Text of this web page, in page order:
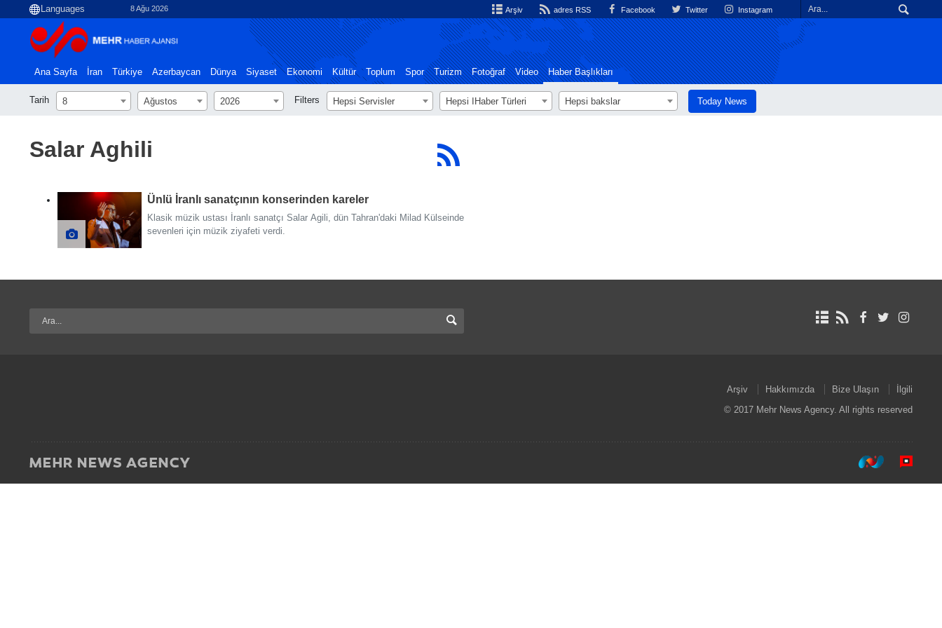
8 Ağu 2026 Arşiv adres RSS Facebook Twitter Instagram
Ana Sayfa İran Türkiye Azerbaycan Dünya Siyaset Ekonomi Kültür Toplum Spor Turizm Fotoğraf Video Haber Başlıkları
Tarih 8 Ağustos 2026 Filters Hepsi Servisler Hepsi اHaber Türleri Hepsi bakslar Today News
Salar Aghili
Ünlü İranlı sanatçının konserinden kareler
Klasik müzik ustası İranlı sanatçı Salar Agili, dün Tahran'daki Milad Külseinde
sevenleri için müzik ziyafeti verdi.
Arşiv Hakkımızda Bize Ulaşın
İlgili
© 2017 Mehr News Agency. All rights reserved